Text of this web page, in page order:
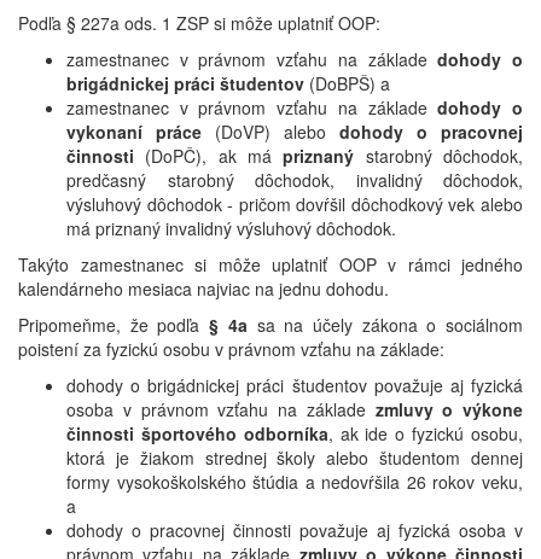
Podľa § 227a ods. 1 ZSP si môže uplatniť OOP:
zamestnanec v právnom vzťahu na základedohody o
brigádnickej práci študentov (DoBPŠ) a
zamestnanec v právnom vzťahu na základedohody o
vykonaní práce (DoVP) alebo dohody o pracovnej
činnosti (DoPČ), ak mápriznaný starobný dôchodok,
predčasný starobný dôchodok, invalidný dôchodok,
výsluhový dôchodok - pričom dovŕšil dôchodkový vek alebo
má priznaný invalidný výsluhový dôchodok.
Takýto zamestnanec si môže uplatniť OOP v rámci jedného
kalendárneho mesiaca najviac na jednu dohodu.
Pripomeňme, že podľa§ 4asa na účely zákona o sociálnom
poistení za fyzickú osobu v právnom vzťahu na základe:
dohody o brigádnickej práci študentov považuje aj fyzická
osoba v právnom vzťahu na základe zmluvy o výkone
činnosti športového odborníka, ak ide o fyzickú osobu,
ktorá je žiakom strednej školy alebo študentom dennej
formy vysokoškolského štúdia a nedovŕšila 26 rokov veku,
a
dohody o pracovnej činnosti považuje aj fyzická osoba v
právnom vzťahu na základe zmluvy o výkone činnosti